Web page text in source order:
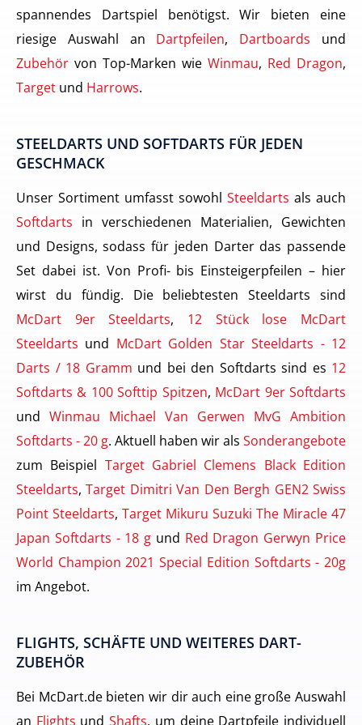
spannendes Dartspiel benötigst. Wir bieten eine
riesige Auswahl an Dartpfeilen, Dartboards und
Zubehör von Top-Marken wie Winmau, Red Dragon,
Target und Harrows.
STEELDARTS UND SOFTDARTS FÜR JEDEN
GESCHMACK
Unser Sortiment umfasst sowohl Steeldarts als auch
Softdarts in verschiedenen Materialien, Gewichten
und Designs, sodass für jeden Darter das passende
Set dabei ist. Von Profi- bis Einsteigerpfeilen – hier
wirst du fündig. Die beliebtesten Steeldarts sind
McDart 9er Steeldarts, 12 Stück lose McDart
Steeldarts und McDart Golden Star Steeldarts - 12
Darts / 18 Gramm und bei den Softdarts sind es 12
Softdarts & 100 Softtip Spitzen, McDart 9er Softdarts
und Winmau Michael Van Gerwen MvG Ambition
Softdarts - 20 g. Aktuell haben wir als Sonderangebote
zum Beispiel Target Gabriel Clemens Black Edition
Steeldarts,Target Dimitri Van Den Bergh GEN2 Swiss
Point Steeldarts, Target Mikuru Suzuki The Miracle 47
Japan Softdarts - 18 g und Red Dragon Gerwyn Price
World Champion 2021 Special Edition Softdarts - 20g
im Angebot.
FLIGHTS, SCHÄFTE UND WEITERES DART-
ZUBEHÖR
Bei McDart.de bieten wir dir auch eine große Auswahl
an Flights undShafts, um deine Dartpfeile individuell